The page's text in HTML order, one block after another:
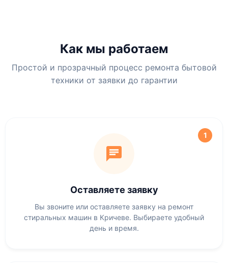
Как мы работаем
Простой и прозрачный процесс ремонта бытовой
техники от заявки до гарантии
1
Оставляете заявку
Вы звоните или оставляете заявку на ремонт
стиральных машин в Кричеве. Выбираете удобный
день и время.